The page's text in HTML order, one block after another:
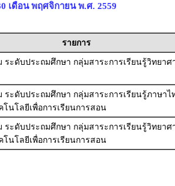
เดือน พฤศจิกายน พ.ศ. 2559
รายการ
ระดับประถมศึกษา กลุ่มสาระการเรียนรู้วิทยา
ระดับประถมศึกษา กลุ่มสาระการเรียนรู้ภาษาไ
นโลยีเพื่อการเรียนการสอน
ระดับประถมศึกษา กลุ่มสาระการเรียนรู้วิทยา
นโลยีเพื่อการเรียนการสอน